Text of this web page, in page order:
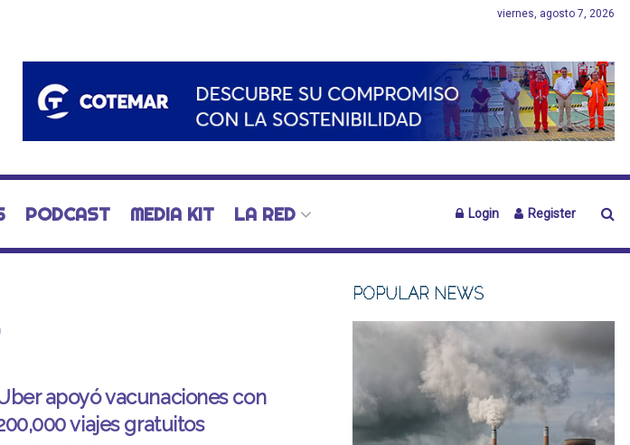
viernes, agosto 7, 2026
PODCAST MEDIA KIT LA RED Login Register
apoyó vacunaciones con
viajes gratuitos
POPULAR NEWS